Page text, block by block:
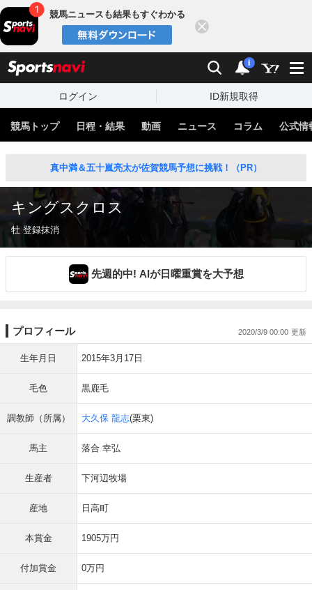
競馬ニュースも結果もすぐわかる
検索 通知
i
ログイン ID新規取得
競馬トップ 日程・結果 動画 ニュース コラム 公式情
真中満＆五十嵐亮太が佐賀競馬予想に挑戦！（PR）
キングスクロス
牡 登録抹消
先週的中! AIが日曜重賞を大予想
プロフィール 2020/3/9 00:00
生年月日 2015年3月17日
毛色 黒鹿毛
調教師（所属） 大久保 龍志(栗東)
馬主 落合 幸弘
生産者 下河辺牧場
産地 日高町
本賞金 1905万円
付加賞金 0万円